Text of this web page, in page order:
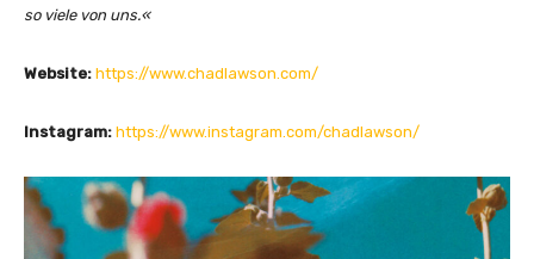
so viele von uns.«
Website: https://www.chadlawson.com/
Instagram: https://www.instagram.com/chadlawson/